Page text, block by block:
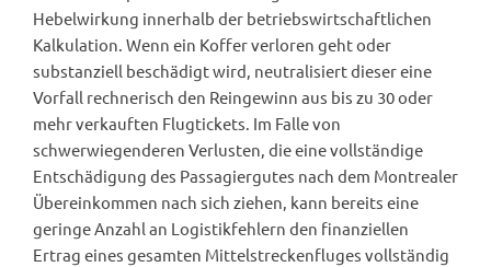
Hebelwirkung innerhalb der betriebswirtschaftlichen
Kalkulation. Wenn ein Koffer verloren geht oder
substanziell beschädigt wird, neutralisiert dieser eine
Vorfall rechnerisch den Reingewinn aus bis zu 30 oder
mehr verkauften Flugtickets. Im Falle von
schwerwiegenderen Verlusten, die eine vollständige
Entschädigung des Passagiergutes nach dem Montrealer
Übereinkommen nach sich ziehen, kann bereits eine
geringe Anzahl an Logistikfehlern den finanziellen
Ertrag eines gesamten Mittelstreckenfluges vollständig